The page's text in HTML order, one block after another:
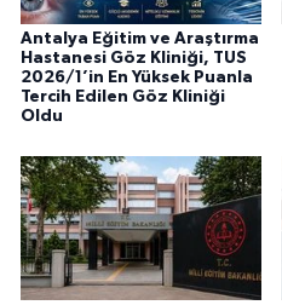
Antalya Eğitim ve Araştırma
Hastanesi Göz Kliniği, TUS
2026/1’in En Yüksek Puanla
Tercih Edilen Göz Kliniği
Oldu